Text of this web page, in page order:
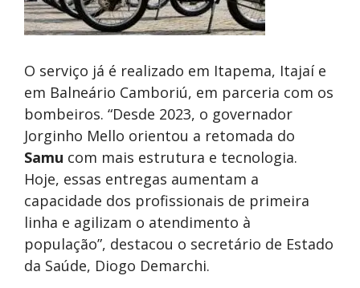
O serviço já é realizado em Itapema, Itajaí e
em Balneário Camboriú, em parceria com os
bombeiros. “Desde 2023, o governador
Jorginho Mello orientou a retomada do
Samu com mais estrutura e tecnologia.
Hoje, essas entregas aumentam a
capacidade dos profissionais de primeira
linha e agilizam o atendimento à
população”, destacou o secretário de Estado
da Saúde, Diogo Demarchi.